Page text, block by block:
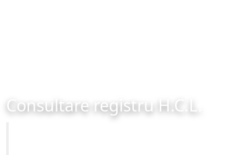
Consultare registru H.C.L.